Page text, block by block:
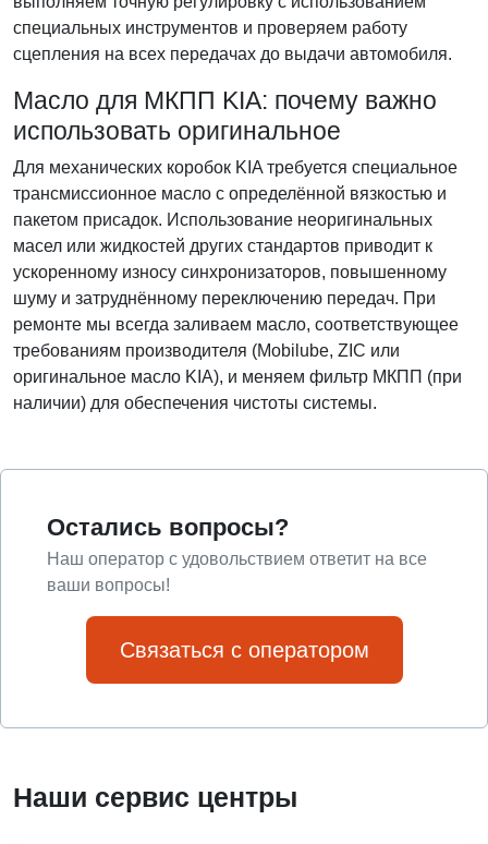
специальных инструментов и проверяем работу
сцепления на всех передачах до выдачи автомобиля.
Масло для МКПП KIA: почему важно
использовать оригинальное
Для механических коробок KIA требуется специальное
трансмиссионное масло с определённой вязкостью и
пакетом присадок. Использование неоригинальных
масел или жидкостей других стандартов приводит к
ускоренному износу синхронизаторов, повышенному
шуму и затруднённому переключению передач. При
ремонте мы всегда заливаем масло, соответствующее
требованиям производителя (Mobilube, ZIC или
оригинальное масло KIA), и меняем фильтр МКПП (при
наличии) для обеспечения чистоты системы.
Остались вопросы?
Наш оператор с удовольствием ответит на все
ваши вопросы!
Связаться с оператором
Наши сервис центры